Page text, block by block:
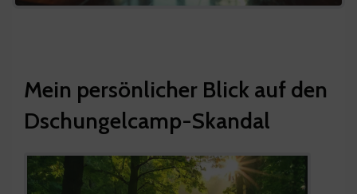
Mein persönlicher Blick auf den
Dschungelcamp-Skandal